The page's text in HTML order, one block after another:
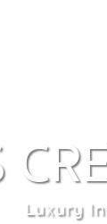
Luxury